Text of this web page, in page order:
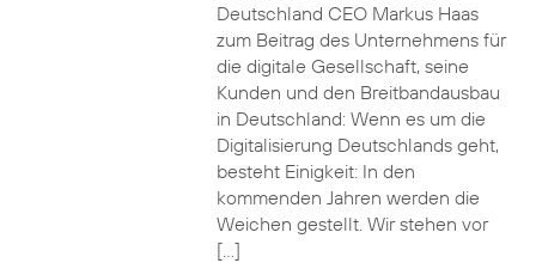
Deutschland CEO Markus Haas
zum Beitrag des Unternehmens für
die digitale Gesellschaft, seine
Kunden und den Breitbandausbau
in Deutschland: Wenn es um die
Digitalisierung Deutschlands geht,
besteht Einigkeit: In den
kommenden Jahren werden die
Weichen gestellt. Wir stehen vor
[…]